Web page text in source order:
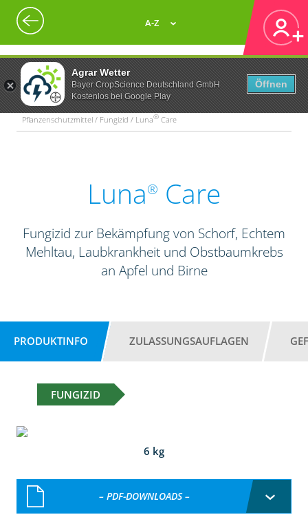
Agrar Wetter
Bayer CropScience Deutschland GmbH
Kostenlos bei Google Play
Öffnen
A-Z
Pflanzenschutzmittel / Fungizid / Luna® Care
Luna® Care
Fungizid zur Bekämpfung von Schorf, Echtem
Mehltau, Laubkrankheit und Obstbaumkrebs
an Apfel und Birne
PRODUKTINFO ZULASSUNGSAUFLAGEN
FUNGIZID
6 kg
– PDF-DOWNLOADS –